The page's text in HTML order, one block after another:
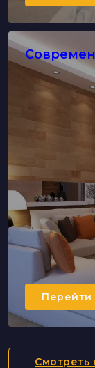
Перейти
Смотреть